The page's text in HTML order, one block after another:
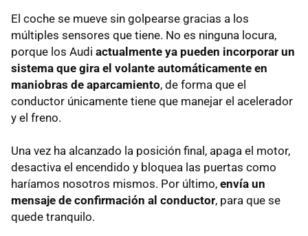
El coche se mueve sin golpearse gracias a los
múltiples sensores que tiene. No es ninguna locura,
porque los Audi actualmente ya pueden incorporar un
sistema que gira el volante automáticamente en
maniobras de aparcamiento, de forma que el
conductor únicamente tiene que manejar el acelerador
y el freno.
Una vez ha alcanzado la posición final, apaga el motor,
desactiva el encendido y bloquea las puertas como
haríamos nosotros mismos. Por último, envía un
mensaje de confirmación al conductor, para que se
quede tranquilo.